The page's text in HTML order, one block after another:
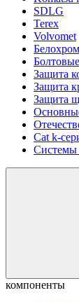
SDLG
Terex
Volvomet
Защита
Защита
Защита
Сat k-
Системы
компоненты